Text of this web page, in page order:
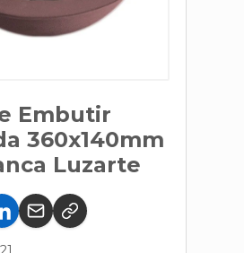
Embutir
360x140mm
Luzarte